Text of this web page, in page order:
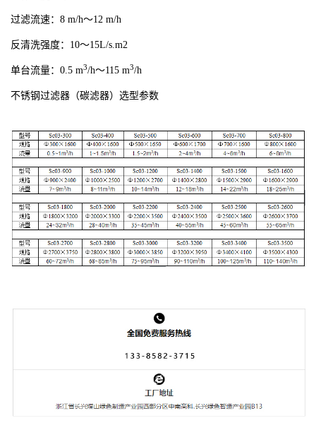
过滤流速：8 m/h～12 m/h
反清洗强度：10～15L/s.m2
单台流量：0.5 m3/h～115 m3/h
不锈钢过滤器（碳滤器）选型参数